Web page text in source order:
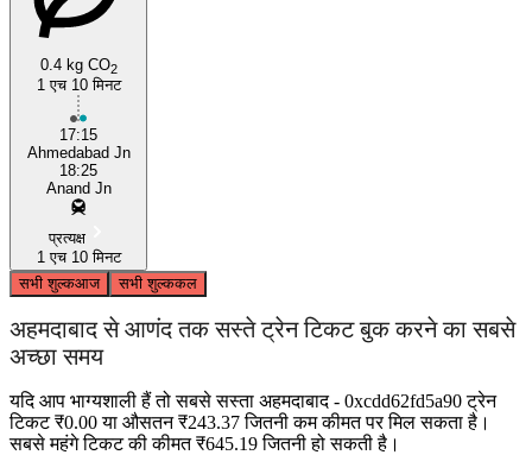
0.4 kg CO2
1 एच 10 मिनट
17:15
Ahmedabad Jn
18:25
Anand Jn
प्रत्यक्ष
1 एच 10 मिनट
सभी शुल्कआज सभी शुल्ककल
अहमदाबाद से आणंद तक सस्ते ट्रेन टिकट बुक करने का सबसे
अच्छा समय
यदि आप भाग्यशाली हैं तो सबसे सस्ता अहमदाबाद - 0xcdd62fd5a90 ट्रेन
टिकट ₹0.00 या औसतन ₹243.37 जितनी कम कीमत पर मिल सकता है।
सबसे महंगे टिकट की कीमत ₹645.19 जितनी हो सकती है।